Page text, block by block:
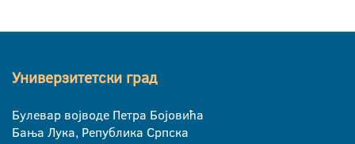
Универзитетски град
Булевар војводе Петра Бојовића
Бања Лука, Република Српска